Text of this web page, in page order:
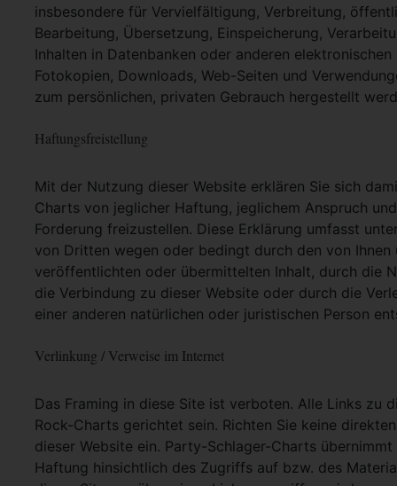
insbesondere für Vervielfältigung, Verbreitung,
Bearbeitung, Übersetzung, Einspeicherung,
Inhalten in Datenbanken oder anderen
Fotokopien, Downloads, Web-Seiten und
zum persönlichen, privaten Gebrauch hergestellt
Haftungsfreistellung
Mit der Nutzung dieser Website erklären Sie sich
Charts von jeglicher Haftung, jeglichem Anspruch
Forderung freizustellen. Diese Erklärung umfasst
von Dritten wegen oder bedingt durch den von Ihnen
veröffentlichten oder übermittelten Inhalt, durch die
die Verbindung zu dieser Website oder durch die
einer anderen natürlichen oder juristischen Person
Verlinkung / Verweise im Internet
Das Framing in diese Site ist verboten. Alle Links zu
Rock-Charts gerichtet sein. Richten Sie keine
dieser Website ein. Party-Schlager-Charts
Haftung hinsichtlich des Zugriffs auf bzw. des